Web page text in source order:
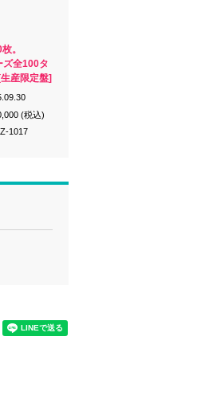
。
ズ全100タ
産限定盤]
(税込)
1017